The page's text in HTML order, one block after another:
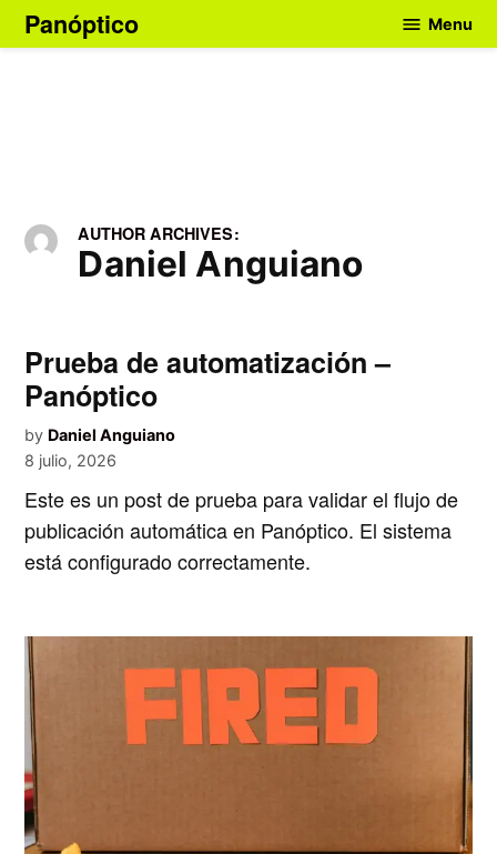
Skip
to
Panóptico Menu
AUTHOR ARCHIVES:
Daniel Anguiano
Prueba de automatización –
Panóptico
by Daniel Anguiano
8 julio, 2026
Este es un post de prueba para validar el flujo de
publicación automática en Panóptico. El sistema
está configurado correctamente.